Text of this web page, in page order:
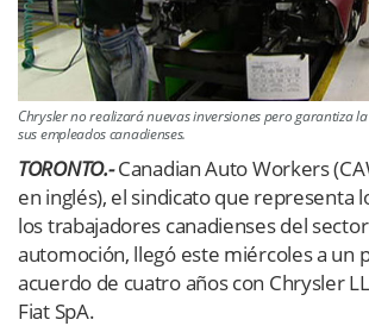
Chrysler no realizará nuevas inversiones pero garantiza
sus empleados canadienses.
TORONTO.-Canadian Auto Workers
en inglés), el sindicato que representa
los trabajadores canadienses del
automoción, llegó este miércoles a un
acuerdo de cuatro años con Chrysler
Fiat SpA.